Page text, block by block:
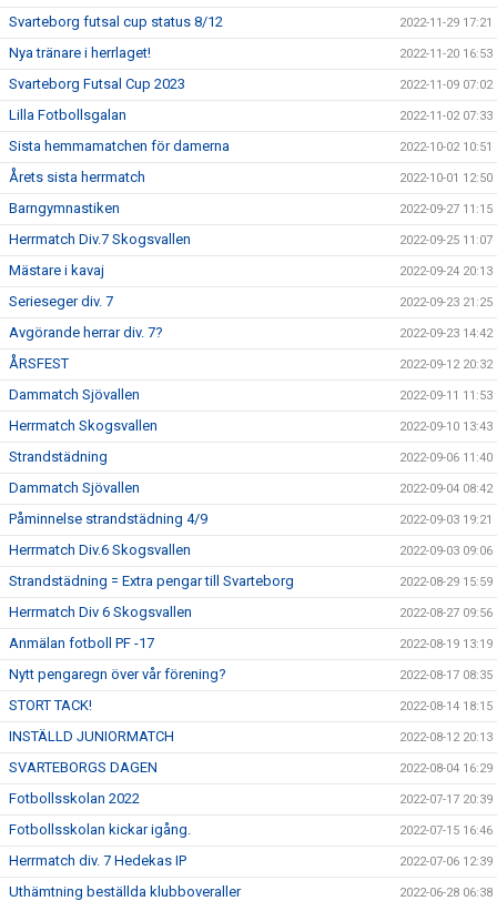
Svarteborg futsal cup status 8/12 2022-11-29 17:21
Nya tränare i herrlaget! 2022-11-20 16:53
Svarteborg Futsal Cup 2023 2022-11-09 07:02
Lilla Fotbollsgalan 2022-11-02 07:33
Sista hemmamatchen för damerna 2022-10-02 10:51
Årets sista herrmatch 2022-10-01 12:50
Barngymnastiken 2022-09-27 11:15
Herrmatch Div.7 Skogsvallen 2022-09-25 11:07
Mästare i kavaj 2022-09-24 20:13
Serieseger div. 7 2022-09-23 21:25
Avgörande herrar div. 7? 2022-09-23 14:42
ÅRSFEST 2022-09-12 20:32
Dammatch Sjövallen 2022-09-11 11:53
Herrmatch Skogsvallen 2022-09-10 13:43
Strandstädning 2022-09-06 11:40
Dammatch Sjövallen 2022-09-04 08:42
Påminnelse strandstädning 4/9 2022-09-03 19:21
Herrmatch Div.6 Skogsvallen 2022-09-03 09:06
Strandstädning = Extra pengar till Svarteborg 2022-08-29 15:59
Herrmatch Div 6 Skogsvallen 2022-08-27 09:56
Anmälan fotboll PF -17 2022-08-19 13:19
Nytt pengaregn över vår förening? 2022-08-17 08:35
STORT TACK! 2022-08-14 18:15
INSTÄLLD JUNIORMATCH 2022-08-12 20:13
SVARTEBORGS DAGEN 2022-08-04 16:29
Fotbollsskolan 2022 2022-07-17 20:39
Fotbollsskolan kickar igång. 2022-07-15 16:46
Herrmatch div. 7 Hedekas IP 2022-07-06 12:39
Uthämtning beställda klubboveraller 2022-06-28 06:38